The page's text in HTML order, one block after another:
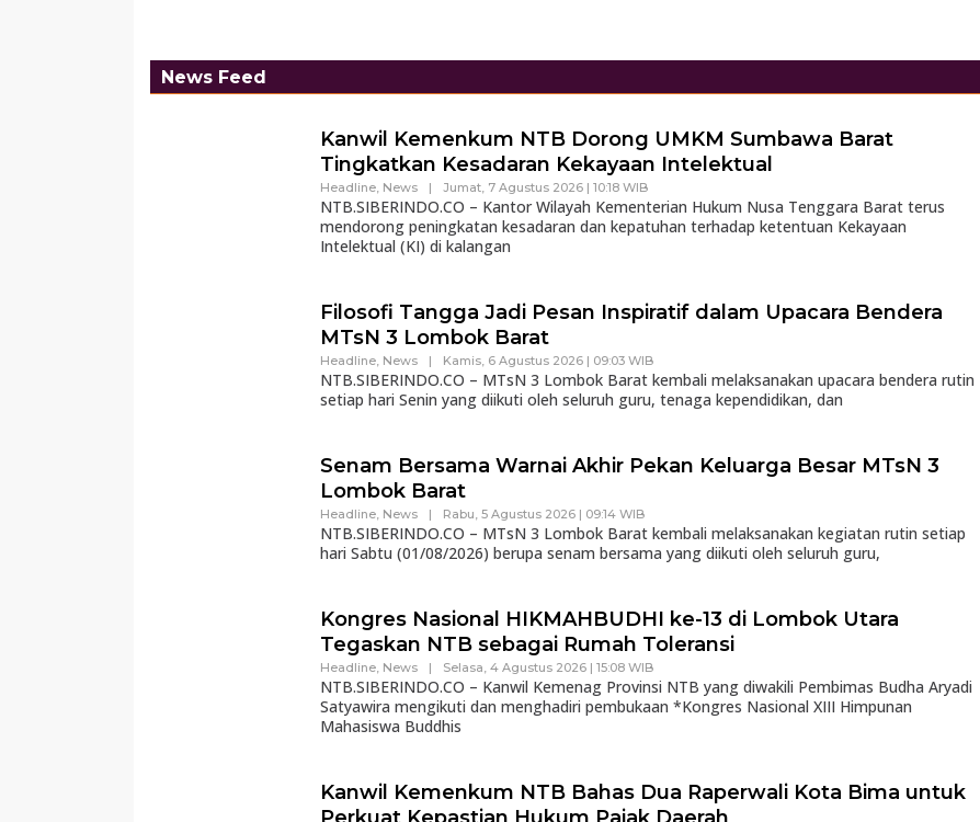
News Feed
Kanwil Kemenkum NTB Dorong UMKM Sumbawa Barat
Tingkatkan Kesadaran Kekayaan Intelektual
Headline, News | Jumat, 7 Agustus 2026 | 10:18 WIB
NTB.SIBERINDO.CO – Kantor Wilayah Kementerian Hukum Nusa Tenggara Barat terus
mendorong peningkatan kesadaran dan kepatuhan terhadap ketentuan Kekayaan
Intelektual (KI) di kalangan
Filosofi Tangga Jadi Pesan Inspiratif dalam Upacara Bendera
MTsN 3 Lombok Barat
Headline, News | Kamis, 6 Agustus 2026 | 09:03 WIB
NTB.SIBERINDO.CO – MTsN 3 Lombok Barat kembali melaksanakan upacara bendera rutin
setiap hari Senin yang diikuti oleh seluruh guru, tenaga kependidikan, dan
Senam Bersama Warnai Akhir Pekan Keluarga Besar MTsN 3
Lombok Barat
Headline, News | Rabu, 5 Agustus 2026 | 09:14 WIB
NTB.SIBERINDO.CO – MTsN 3 Lombok Barat kembali melaksanakan kegiatan rutin setiap
hari Sabtu (01/08/2026) berupa senam bersama yang diikuti oleh seluruh guru,
Kongres Nasional HIKMAHBUDHI ke-13 di Lombok Utara
Tegaskan NTB sebagai Rumah Toleransi
Headline, News | Selasa, 4 Agustus 2026 | 15:08 WIB
NTB.SIBERINDO.CO – Kanwil Kemenag Provinsi NTB yang diwakili Pembimas Budha Aryadi
Satyawira mengikuti dan menghadiri pembukaan *Kongres Nasional XIII Himpunan
Mahasiswa Buddhis
Kanwil Kemenkum NTB Bahas Dua Raperwali Kota Bima untuk